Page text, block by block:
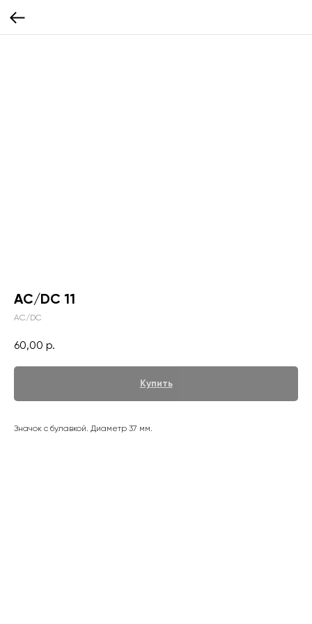
AC/DC 11
AC/DC
60,00 р.
Купить
Значок с булавкой. Диаметр 37 мм.